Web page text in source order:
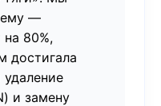
—
на 80%,
достигала
и замену